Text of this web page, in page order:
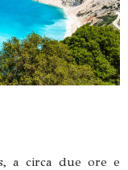
a circa due ore e